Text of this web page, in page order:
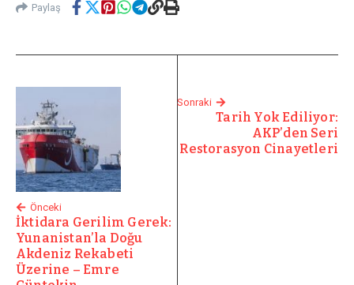
Paylaş
Önceki
İktidara Gerilim Gerek:
Yunanistan’la Doğu
Akdeniz Rekabeti
Üzerine – Emre
Sonraki
Tarih Yok Ediliyor:
AKP’den Seri
Restorasyon Cinayetleri